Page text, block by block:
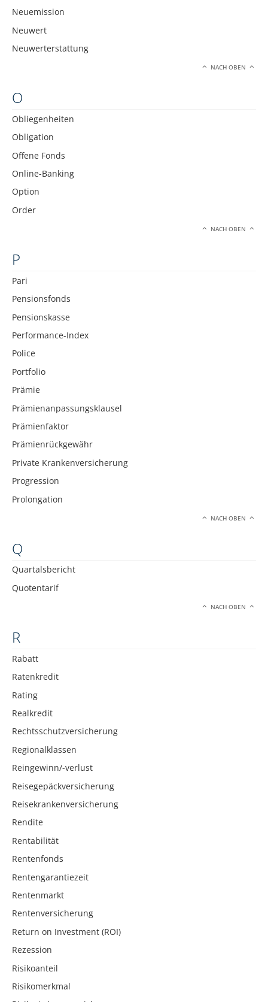
Neuemission
Neuwert
Neuwerterstattung
NACH OBEN
O
Obliegenheiten
Obligation
Offene Fonds
Online-Banking
Option
Order
NACH OBEN
P
Pari
Pensionsfonds
Pensionskasse
Performance-Index
Police
Portfolio
Prämie
Prämienanpassungsklausel
Prämienfaktor
Prämienrückgewähr
Private Krankenversicherung
Progression
Prolongation
NACH OBEN
Q
Quartalsbericht
Quotentarif
NACH OBEN
R
Rabatt
Ratenkredit
Rating
Realkredit
Rechtsschutzversicherung
Regionalklassen
Reingewinn/-verlust
Reisegepäckversicherung
Reisekrankenversicherung
Rendite
Rentabilität
Rentenfonds
Rentengarantiezeit
Rentenmarkt
Rentenversicherung
Return on Investment (ROI)
Rezession
Risikoanteil
Risikomerkmal